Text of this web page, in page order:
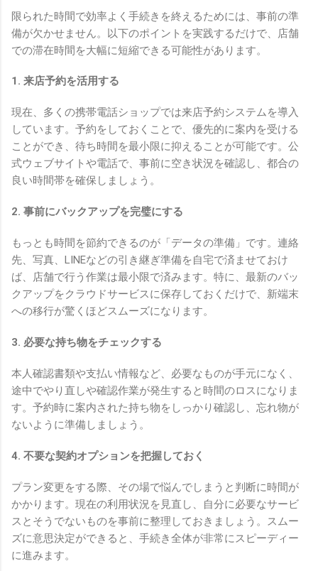
限られた時間で効率よく手続きを終えるためには、事前の準
備が欠かせません。以下のポイントを実践するだけで、店舗
での滞在時間を大幅に短縮できる可能性があります。
1. 来店予約を活用する
現在、多くの携帯電話ショップでは来店予約システムを導入
しています。予約をしておくことで、優先的に案内を受ける
ことができ、待ち時間を最小限に抑えることが可能です。公
式ウェブサイトや電話で、事前に空き状況を確認し、都合の
良い時間帯を確保しましょう。
2. 事前にバックアップを完璧にする
もっとも時間を節約できるのが「データの準備」です。連絡
先、写真、LINEなどの引き継ぎ準備を自宅で済ませておけ
ば、店舗で行う作業は最小限で済みます。特に、最新のバッ
クアップをクラウドサービスに保存しておくだけで、新端末
への移行が驚くほどスムーズになります。
3. 必要な持ち物をチェックする
本人確認書類や支払い情報など、必要なものが手元になく、
途中でやり直しや確認作業が発生すると時間のロスになりま
す。予約時に案内された持ち物をしっかり確認し、忘れ物が
ないように準備しましょう。
4. 不要な契約オプションを把握しておく
プラン変更をする際、その場で悩んでしまうと判断に時間が
かかります。現在の利用状況を見直し、自分に必要なサービ
スとそうでないものを事前に整理しておきましょう。スムー
ズに意思決定ができると、手続き全体が非常にスピーディー
に進みます。